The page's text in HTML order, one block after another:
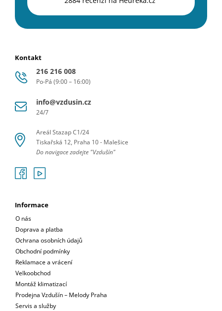
Kontakt
216 216 008
Po-Pá (9:00 – 16:00)
info@vzdusin.cz
24/7
Areál Stazap C1/24
Tiskařská 12, Praha 10 - Malešice
Do navigace zadejte "Vzdušín"
Informace
O nás
Doprava a platba
Ochrana osobních údajů
Obchodní podmínky
Reklamace a vrácení
Velkoobchod
Montáž klimatizací
Prodejna Vzdušín – Melody Praha
Servis a služby